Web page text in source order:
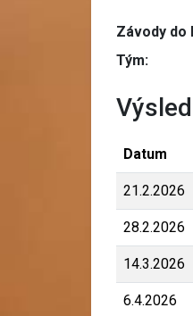
Závody do
Tým:
Datum
21.2.2026
28.2.2026
14.3.2026
6.4.2026